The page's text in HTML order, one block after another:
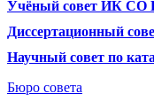
Учёный совет ИК СО
Диссертационный
Научный совет по
Бюро совета